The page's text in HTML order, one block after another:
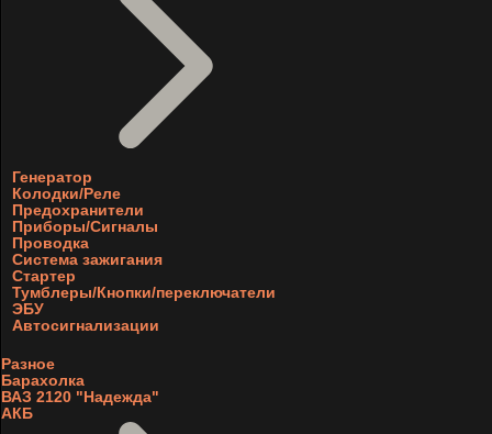
Генератор
Колодки/Реле
Предохранители
Приборы/Сигналы
Проводка
Система зажигания
Стартер
Тумблеры/Кнопки/переключатели
ЭБУ
Автосигнализации
Разное
Барахолка
ВАЗ 2120 "Надежда"
АКБ